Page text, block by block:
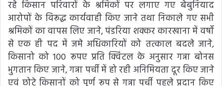
रहे किसान परिवारों के श्रमिकों पर लगाए गए बेबुनियाद
आरोपों के विरूद्ध कार्यवाही किए जाने तथा निकाले गए सभी
श्रमिकों का वापस लिए जाने, पंडरिया शक्कर कारखाना में वर्षो
से एक ही पद में जमे अधिकारियों को तत्काल बदले जाने,
किसानो को 100 रूपए प्रति क्विंटल के अनुसार गन्ना बोनस
भुगतान किए जाने, गन्ना पर्ची में हो रही अनिमियता दूर किए जाने
एवं छोटे किसानों को पूर्ण रूप से गन्ना पर्ची पहले प्रदान किए